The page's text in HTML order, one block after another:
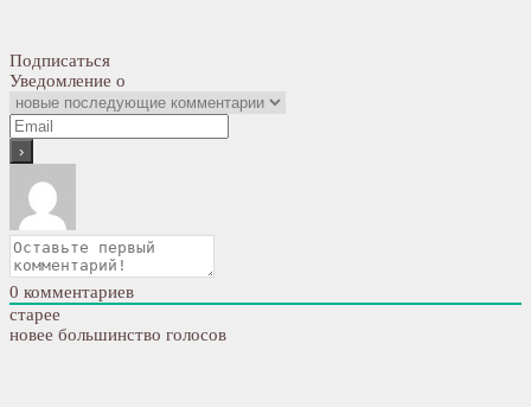
Подписаться
Уведомление о
0 комментариев
старее
новее большинство голосов